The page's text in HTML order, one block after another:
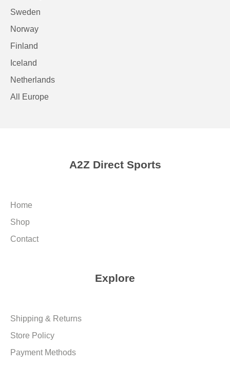
Sweden
Norway
Finland
Iceland
Netherlands
All Europe
A2Z Direct Sports
Home
Shop
Contact
Explore
Shipping & Returns
Store Policy
Payment Methods